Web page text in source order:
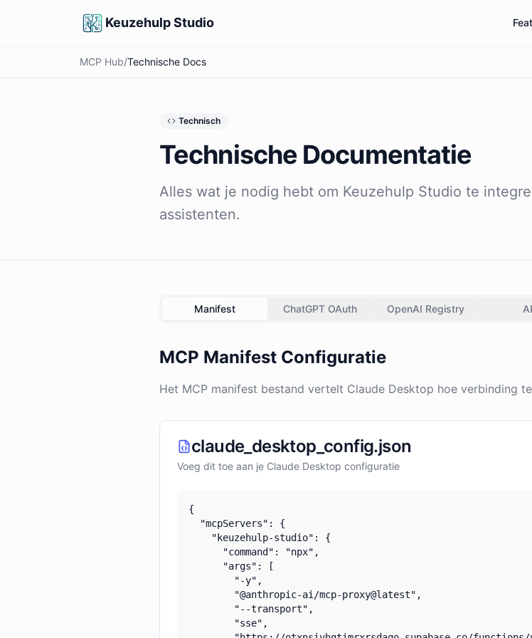
Keuzehulp Studio
MCP Hub/Technische Docs
Technisch
Technische Documentatie
Alles wat je nodig hebt om Keuzehulp Studio te
assistenten.
Manifest ChatGPT OAuth OpenAI Registry
MCP Manifest Configuratie
Het MCP manifest bestand vertelt Claude Desktop hoe verbinding
claude_desktop_config.json
Voeg dit toe aan je Claude Desktop configuratie
{
  "mcpServers": {
    "keuzehulp-studio": {
      "command": "npx",
      "args": [
        "-y",
        "@anthropic-ai/mcp-proxy@latest",
        "--transport",
        "sse",